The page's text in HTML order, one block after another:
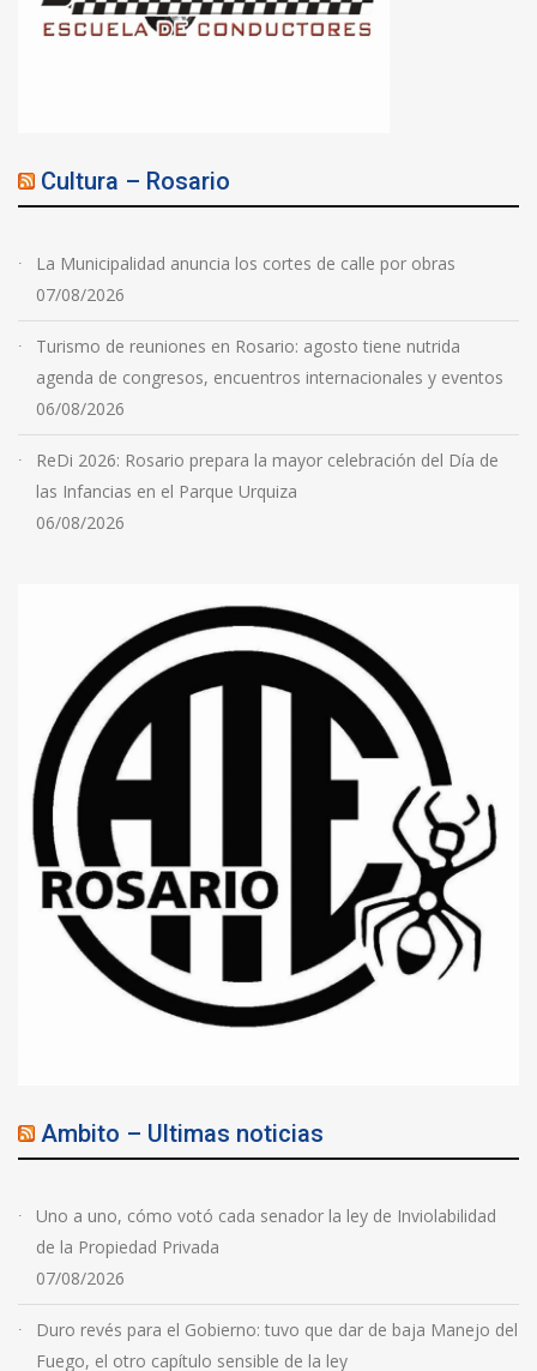
Cultura – Rosario
La Municipalidad anuncia los cortes de calle por obras
07/08/2026
Turismo de reuniones en Rosario: agosto tiene nutrida
agenda de congresos, encuentros internacionales y eventos
06/08/2026
ReDi 2026: Rosario prepara la mayor celebración del Día de
las Infancias en el Parque Urquiza
06/08/2026
Ambito – Ultimas noticias
Uno a uno, cómo votó cada senador la ley de Inviolabilidad
de la Propiedad Privada
07/08/2026
Duro revés para el Gobierno: tuvo que dar de baja Manejo del
Fuego, el otro capítulo sensible de la ley